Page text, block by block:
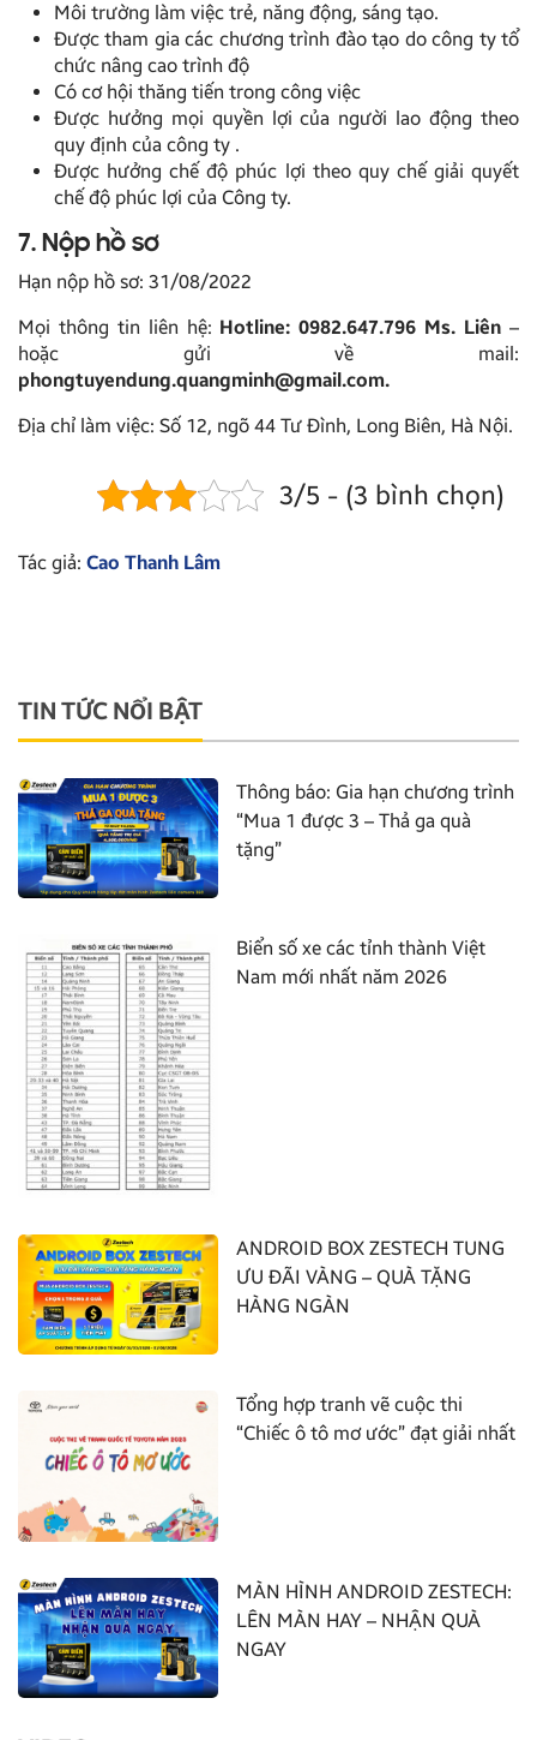
Môi trường làm việc trẻ, năng động, sáng tạo.
Được tham gia các chương trình đào tạo do công ty tổ
chức nâng cao trình độ
Có cơ hội thăng tiến trong công việc
Được hưởng mọi quyền lợi của người lao động theo
quy định của công ty .
Được hưởng chế độ phúc lợi theo quy chế giải quyết
chế độ phúc lợi của Công ty.
7. Nộp hồ sơ
Hạn nộp hồ sơ: 31/08/2022
Mọi thông tin liên hệ: Hotline: 0982.647.796 Ms. Liên –
hoặc gửi về mail:
phongtuyendung.quangminh@gmail.com.
Địa chỉ làm việc: Số 12, ngõ 44 Tư Đình, Long Biên, Hà Nội.
3/5 - (3 bình chọn)
Tác giả: Cao Thanh Lâm
TIN TỨC NỔI BẬT
Thông báo: Gia hạn chương trình
“Mua 1 được 3 – Thả ga quà
tặng”
Biển số xe các tỉnh thành Việt
Nam mới nhất năm 2026
ANDROID BOX ZESTECH TUNG
ƯU ĐÃI VÀNG – QUÀ TẶNG
HÀNG NGÀN
Tổng hợp tranh vẽ cuộc thi
“Chiếc ô tô mơ ước” đạt giải nhất
MÀN HÌNH ANDROID ZESTECH:
LÊN MÀN HAY – NHẬN QUÀ
NGAY